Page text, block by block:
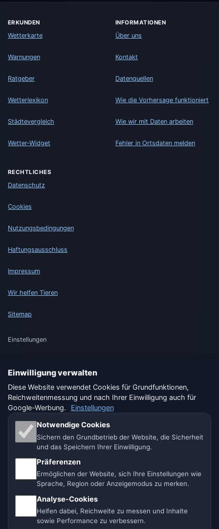
ERKUNDEN
Wetterkarte
Warnungen
Ratgeber
Wetterlexikon
Städtevergleich
Wetter-Widget
INFORMATIONEN
Über uns
Kontakt
Datenquellen
Wie die Vorhersage funktioniert
Wie wir mit Daten arbeiten
Fehler in Ortsdaten melden
RECHTLICHES
Datenschutz
Cookies
Nutzungsbedingungen
Haftungsausschluss
Impressum
Wir helfen Tieren
Sitemap
Einstellungen
🇨🇭 Wetter Schweiz
Unsere Wetterseiten:
🇨🇿 Tschechien 🇭🇷 Kroatien 🇧🇬 Bulgarien
🇩🇪🇦🇹🇨🇭 Deutschland / Österreich / Schweiz
🌎 Lateinamerika und Spanien 🇮🇳 Süd- und Südostasien
Einwilligung verwalten
Diese Website verwendet Cookies für Grundfunktionen,
Reichweitenmessung und nach Ihrer Einwilligung auch für
Google-Werbung.
Einstellungen
Notwendige Cookies
Sichern den Grundbetrieb der Website, die Sicherheit
und das Speichern Ihrer Einwilligung.
Präferenzen
Ermöglichen der Website, sich Ihre Einstellungen wie
Sprache, Region oder Anzeigemodus zu merken.
Analyse-Cookies
Helfen dabei, Reichweite zu messen und Inhalte
sowie Performance zu verbessern.